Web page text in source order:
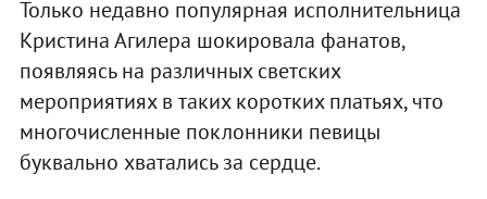
Только недавно популярная исполнительница
Кристина Агилера шокировала фанатов,
появляясь на различных светских
мероприятиях в таких коротких платьях, что
многочисленные поклонники певицы
буквально хватались за сердце.